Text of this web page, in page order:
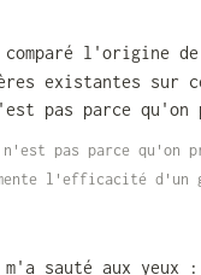
l'origine
existantes sur
pas parce qu'on
l'efficacité d'un
sauté aux yeux :